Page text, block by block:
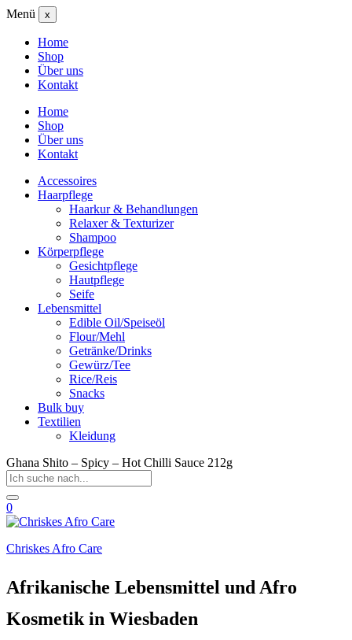
Menü x
Home
Shop
Über uns
Kontakt
Home
Shop
Über uns
Kontakt
Accessoires
Haarpflege
Haarkur & Behandlungen
Relaxer & Texturizer
Shampoo
Körperpflege
Gesichtpflege
Hautpflege
Seife
Lebensmittel
Edible Oil/Speiseöl
Flour/Mehl
Getränke/Drinks
Gewürz/Tee
Rice/Reis
Snacks
Bulk buy
Textilien
Kleidung
Ghana Shito – Spicy – Hot Chilli Sauce 212g
0
Chriskes Afro Care
Afrikanische Lebensmittel und Afro
Kosmetik in Wiesbaden